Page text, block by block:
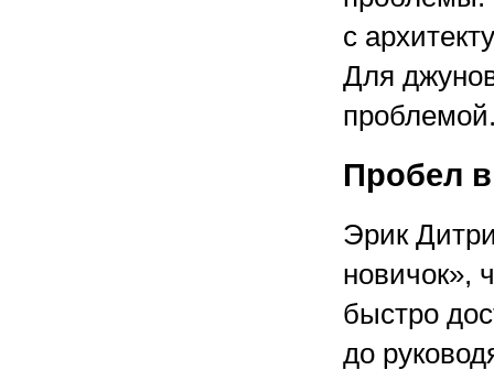
с
Для
Пробел
Эрик
новичок»,
быстро
до